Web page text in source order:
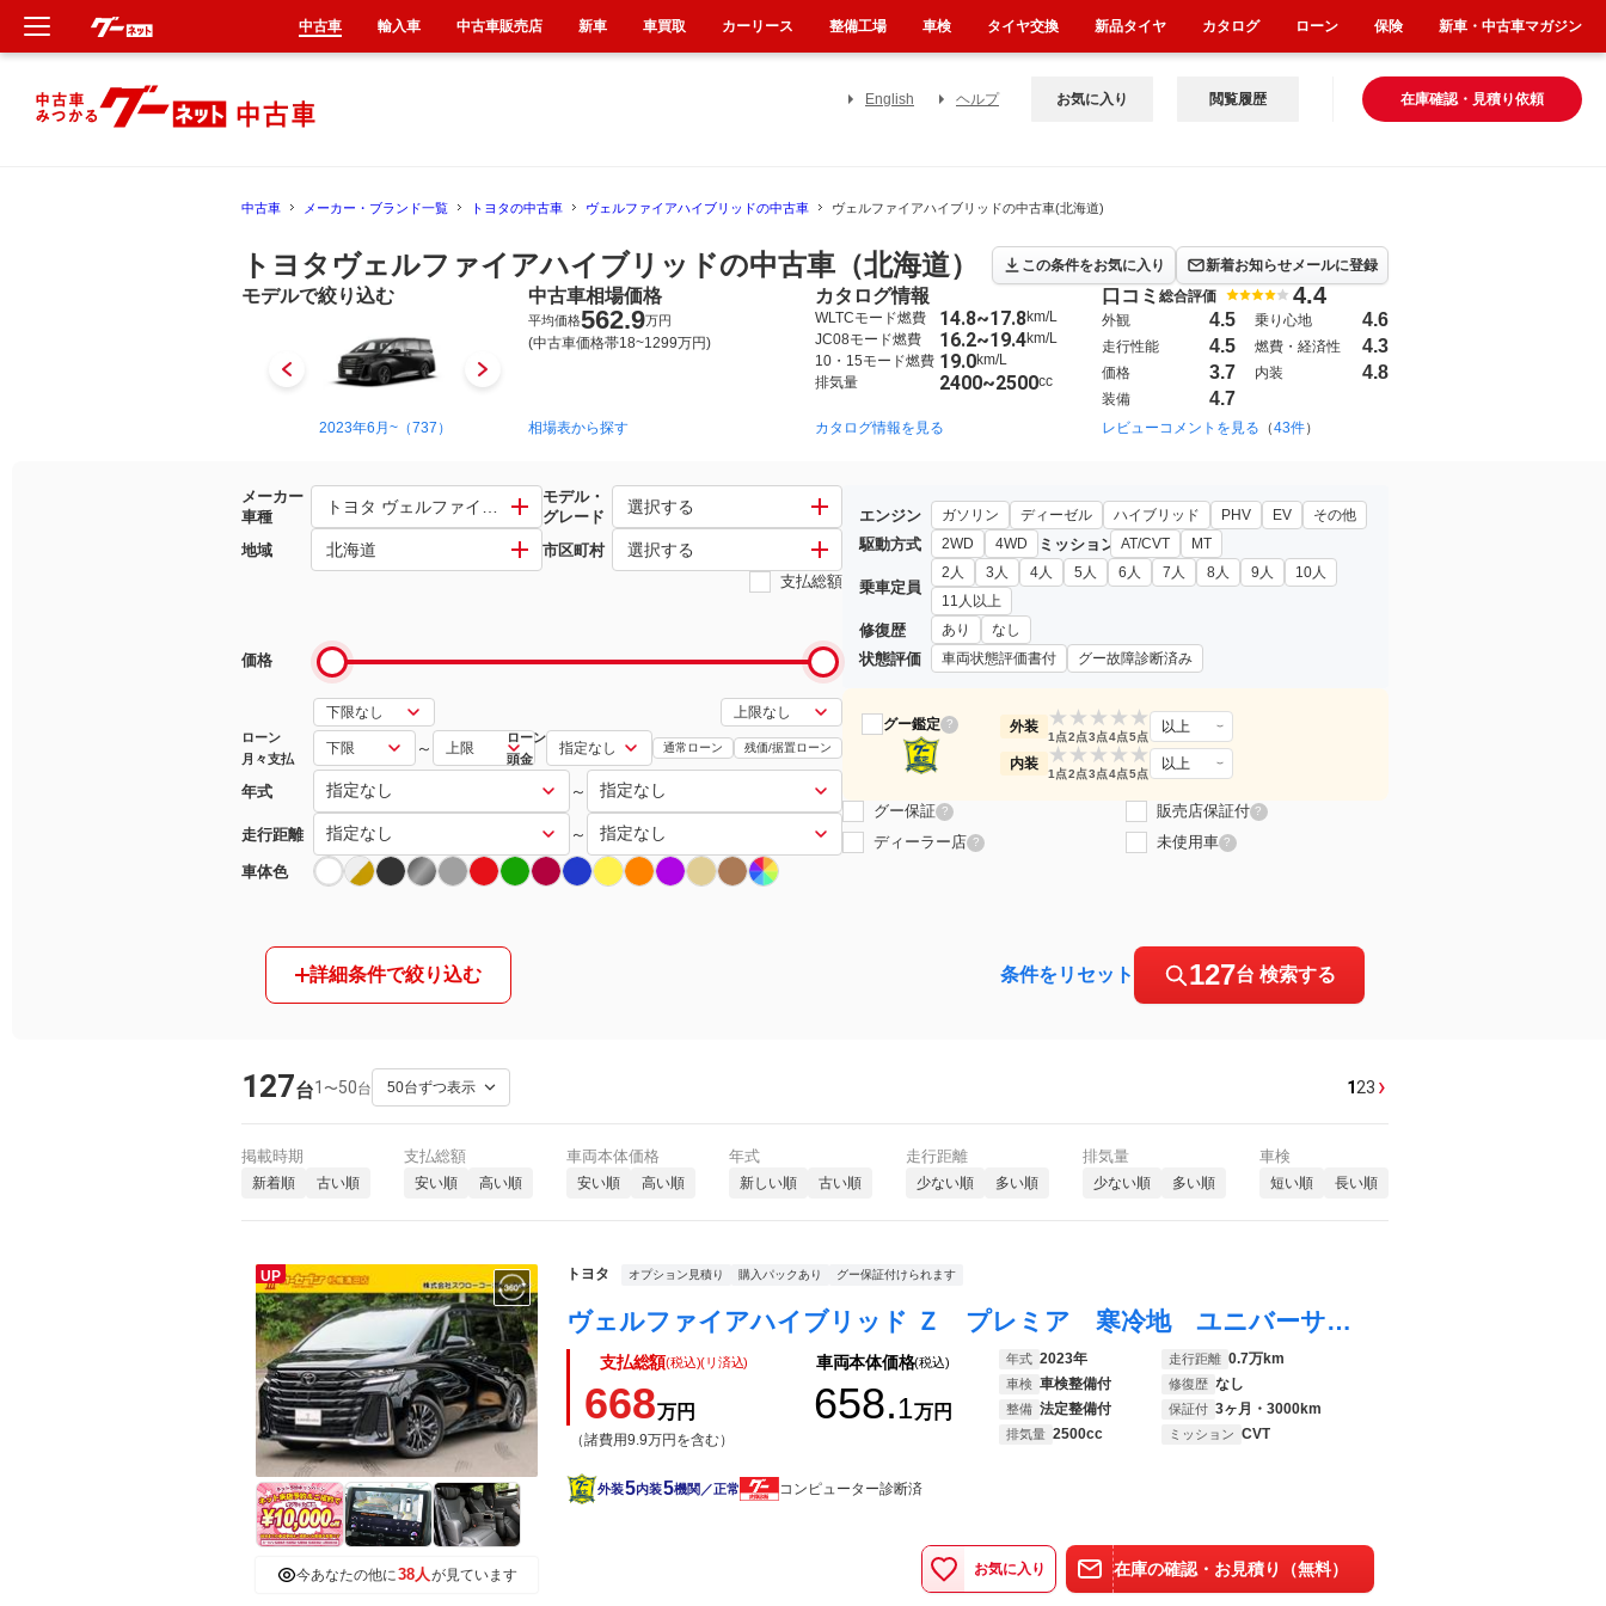
English ヘルプ 在庫確認・見積り依頼
お気に入り 閲覧履歴
中古車 メーカー・ブランド一覧 トヨタの中古車 ヴェルファイアハイブリッドの中古車 ヴェルファイアハイブリッドの中古車(北海道)
トヨタヴェルファイアハイブリッドの中古車（北海道） この条件をお気に入り 新着お知らせメールに登録
モデルで絞り込む
2023年6月~（737） 2015年1月~2023年6月（323） 2011年11月~2015年1月（82） 2023年6月~（737）
中古車相場価格
平均価格562.9万円
(中古車価格帯18~1299万円)
相場表から探す
カタログ情報
WLTCモード燃費 14.8~17.8km/L
JC08モード燃費
16.2~19.4km/L
10・15モード燃費 19.0km/L
排気量
2400~2500cc
カタログ情報を見る
口コミ 総合評価 4.4
外観 4.5 乗り心地 4.6
走行性能 4.5 燃費・経済性 4.3
価格 3.7 内装 4.8
装備 4.7
レビューコメントを見る （43件）
メーカー
車種
トヨタ ヴェルファイアハイブリッド
モデル・
グレード
選択する
地域 北海道 市区町村 選択する
支払総額
価格
ローン
月々支払
～
ローン
頭金
通常ローン 残価/据置ローン
年式 ～
走行距離 ～
車体色
エンジン ガソリン ディーゼル ハイブリッド PHV EV その他
駆動方式 2WD 4WD ミッション AT/CVT MT
乗車定員
2人 3人 4人 5人 6人 7人 8人 9人
10人
11人以上
修復歴 あり なし
状態評価 車両状態評価書付 グー故障診断済み
グー鑑定 ? 外装 ★
1点
★
2点
★
3点
★
4点
★
5点
以上
内装 ★
1点
★
2点
★
3点
★
4点
★
5点
以上
グー保証 ? 販売店保証付 ?
ディーラー店 ? 未使用車 ?
詳細条件で絞り込む 条件をリセット 127台 検索する
127台1 〜50台 123 ›
掲載時期
新着順 古い順
支払総額
安い順 高い順
車両本体価格
安い順 高い順
年式
新しい順 古い順
走行距離
少ない順 多い順
排気量
少ない順 多い順
車検
短い順 長い順
UP
今あなたの他に38人が見ています
トヨタ オプション見積り 購入パックあり グー保証付けられます
ヴェルファイアハイブリッド Ｚ プレミア 寒冷地 ユニバーサルステップ １４インチディスプレイオーディオＴＶ トヨタチームメイト プレミアムナッパ黒革シート ブライドスポットモニター リアフォグランプ ワイパーデアイサー ４ＷＤ ＬＥＤヘッド
支払総額(税込)(リ済込)
668万円
（諸費用9.9万円を含む）
車両本体価格(税込)
658.1万円
年式 2023年 走行距離 0.7万km
車検 車検整備付 修復歴 なし
整備 法定整備付 保証付 3ヶ月・3000km
排気量 2500cc ミッション CVT
外装5内装5機関／正常 コンピューター診断済
お気に入り 在庫の確認・お見積り（無料）
中古車 輸入車 中古車販売店 新車 車買取 カーリース 整備工場 車検 タイヤ交換 新品タイヤ カタログ ローン 保険 新車・中古車マガジン
新車